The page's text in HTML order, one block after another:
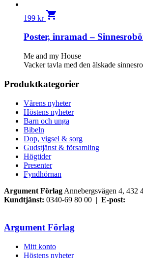
199 kr shopping_cart
Poster, inramad –
Me and my House
Vacker tavla med den älskade
Produktkategorier
Vårens nyheter
Höstens nyheter
Barn och unga
Bibeln
Dop, vigsel & sorg
Gudstjänst & församling
Högtider
Presenter
Fyndhörnan
Argument Förlag Annebergsvägen 4,
Kundtjänst: 0340-69 80 00 | E-post:
Argument Förlag
Mitt konto
Höstens nyheter